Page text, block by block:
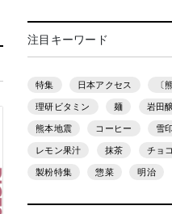
注目キーワード
特集 日本アクセス 〔
理研ビタミン 麺 岩田
熊本地震 コーヒー 雪
レモン果汁 抹茶 チョ
製粉特集 惣菜 明治